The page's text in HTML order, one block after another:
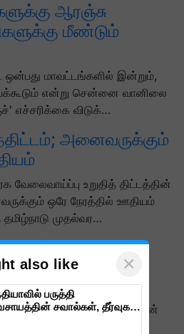
ஆரஞ்சு
மீண்டும்
ஒன்பது மாவட்டங்களில் இன்றும்,
என்று சென்னை வானிலை
எச்சரிக்கை விடுக்…
அனைவருக்கும்
வேலைவாய்ப்பு உறுதித் திட்டத்தின்
ஒரே நேரத்தில் ஊதியம்
முதல்வர…
கோடி
விவசாயிகளுக்கு
அரசு “ராஜீவ் காந்தி கிசான்
செயல்படுத்தி…
also like ×
பருத்தி
சவால்கள், தீர்வுகள்